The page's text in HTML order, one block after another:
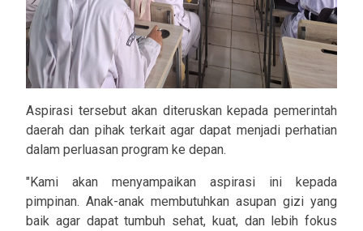
Aspirasi tersebut akan diteruskan kepada pemerintah
daerah dan pihak terkait agar dapat menjadi perhatian
dalam perluasan program ke depan.
"Kami akan menyampaikan aspirasi ini kepada
pimpinan. Anak-anak membutuhkan asupan gizi yang
baik agar dapat tumbuh sehat, kuat, dan lebih fokus